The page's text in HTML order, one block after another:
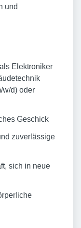
und
Elektroniker
w/d) oder
Geschick
zuverlässige
sich in neue